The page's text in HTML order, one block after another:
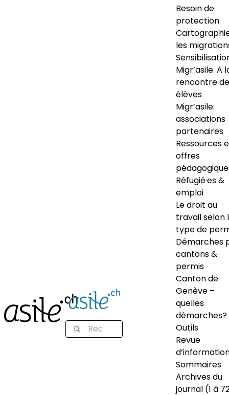
Besoin de
protection
les
Migr’asile. A
rencontre
élèves
Migr’asile:
associations
partenaires
Ressources
offres
Réfugié·es &
emploi
Le droit au
travail selon
type de
Démarches
cantons &
permis
Canton de
Genève –
quelles
démarches?
Outils
Revue
Sommaires
Archives du
journal (1 à